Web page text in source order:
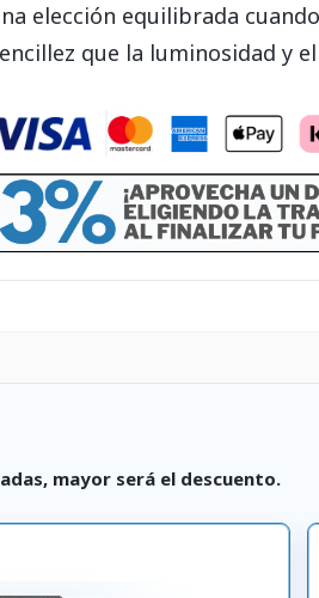
elección equilibrada
que la luminosidad y
mayor será el descuento.